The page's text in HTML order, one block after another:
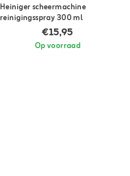
Heiniger scheermachine
reinigingsspray 300 ml
€15,95
Op voorraad